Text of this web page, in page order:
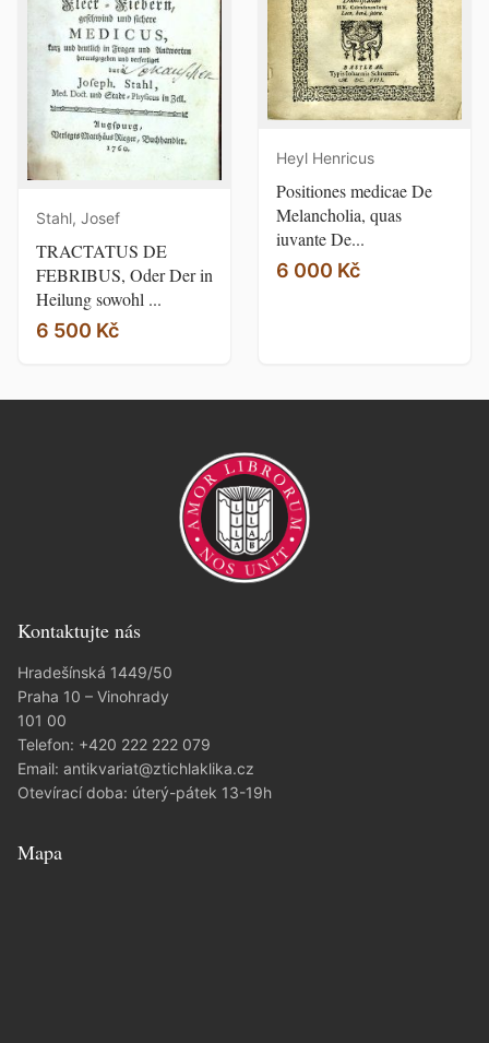
Stahl, Josef
TRACTATUS DE
FEBRIBUS, Oder Der in
Heilung sowohl ...
6 500 Kč
Heyl Henricus
Positiones medicae De
Melancholia, quas
iuvante De...
6 000 Kč
Kontaktujte nás
Hradešínská 1449/50
Praha 10 – Vinohrady
101 00
Telefon: +420 222 222 079
Email: antikvariat@ztichlaklika.cz
Otevírací doba: úterý-pátek 13-19h
Mapa